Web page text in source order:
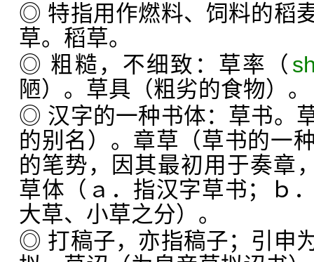
◎ 特指用作燃料、饲料的稻
草。稻草。
◎ 粗糙，不细致：草率（
陋）。草具（粗劣的食物）。
◎ 汉字的一种书体：草书。
的别名）。章草（草书的一
的笔势，因其最初用于奏章
草体（ａ．指汉字草书；ｂ
大草、小草之分）。
◎ 打稿子，亦指稿子；引申